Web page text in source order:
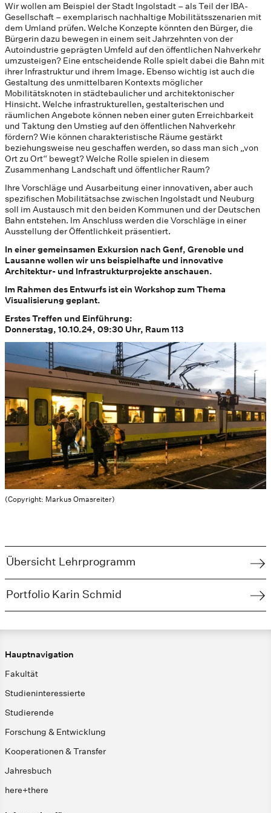
(Copyright: Markus Omasreiter)
Wir wollen am Beispiel der Stadt Ingolstadt – als Teil der IBA-
Gesellschaft – exemplarisch nachhaltige Mobilitätsszenarien mit
dem Umland prüfen. Welche Konzepte könnten den Bürger, die
Bürgerin dazu bewegen in einem seit Jahrzehnten von der
Autoindustrie geprägten Umfeld auf den öffentlichen Nahverkehr
umzusteigen? Eine entscheidende Rolle spielt dabei die Bahn mit
ihrer Infrastruktur und ihrem Image. Ebenso wichtig ist auch die
Gestaltung des unmittelbaren Kontexts möglicher
Mobilitätsknoten in städtebaulicher und architektonischer
Hinsicht. Welche infrastrukturellen, gestalterischen und
räumlichen Angebote können neben einer guten Erreichbarkeit
und Taktung den Umstieg auf den öffentlichen Nahverkehr
fördern? Wie können charakteristische Räume gestärkt
beziehungsweise neu geschaffen werden, so dass man sich „von
Ort zu Ort“ bewegt? Welche Rolle spielen in diesem
Zusammenhang Landschaft und öffentlicher Raum?
Ihre Vorschläge und Ausarbeitung einer innovativen, aber auch
spezifischen Mobilitätsachse zwischen Ingolstadt und Neuburg
soll im Austausch mit den beiden Kommunen und der Deutschen
Bahn entstehen. Im Anschluss werden die Vorschläge in einer
Ausstellung der Öffentlichkeit präsentiert.
In einer gemeinsamen Exkursion nach Genf, Grenoble und
Lausanne wollen wir uns beispielhafte und innovative
Architektur- und Infrastrukturprojekte anschauen.
Im Rahmen des Entwurfs ist ein Workshop zum Thema
Visualisierung geplant.
Erstes Treffen und Einführung:
Donnerstag, 10.10.24, 09:30 Uhr, Raum 113
Übersicht Lehrprogramm
Portfolio Karin Schmid
Hauptnavigation
Fakultät
Studieninteressierte
Studierende
Forschung & Entwicklung
Kooperationen & Transfer
Jahresbuch
here+there